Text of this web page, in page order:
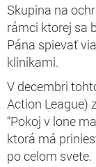
Skupina na
rámci ktorej sa
Pána spievať
klinikami.
V decembri
Action League)
“Pokoj v lone
ktorá má
po celom svete.